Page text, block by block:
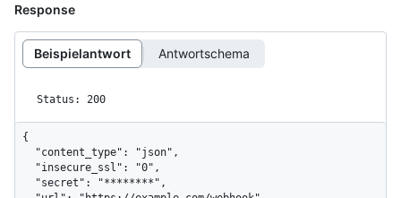
Response
Beispielantwort Antwortschema
Status: 200
{